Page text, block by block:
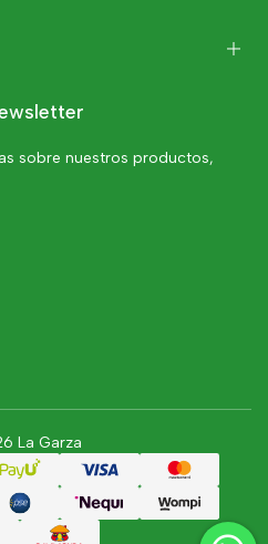
sobre nuestros productos,
La Garza